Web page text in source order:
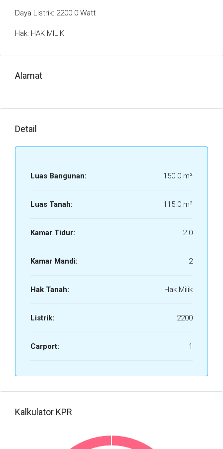
Daya Listrik: 2200.0 Watt
Hak: HAK MILIK
Alamat
Detail
Luas Bangunan: 150.0 m²
Luas Tanah: 115.0 m²
Kamar Tidur: 2.0
Kamar Mandi: 2
Hak Tanah: Hak Milik
Listrik: 2200
Carport: 1
Kalkulator KPR